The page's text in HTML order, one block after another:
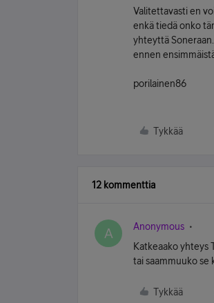
Valitettavasti en
enkä tiedä onko
yhteyttä
ennen
porilainen86
Tykkää
12 kommenttia
A Anonymous
Katkeaako yhteys
tai saammuuko se
Tykkää